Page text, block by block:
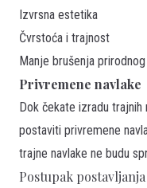
Izvrsna estetika
Čvrstoća i trajnost
Manje brušenja
Privremene navlake
Dok čekate izradu trajnih
postaviti privremene
trajne navlake ne budu
Postupak